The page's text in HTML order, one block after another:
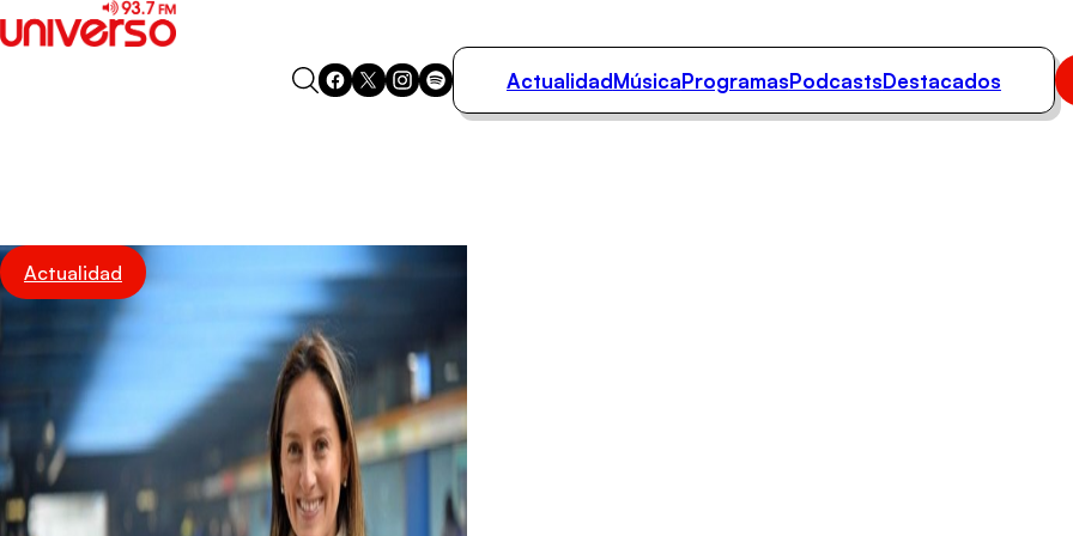
Podcasts
Destacados
ActualidadMúsicaProgramasPodcastsDestacados
Actualidad